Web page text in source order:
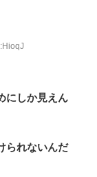
にしか見えん
られないんだ